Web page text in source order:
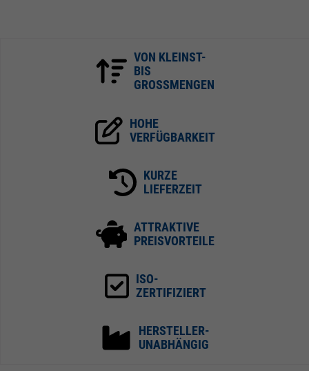
VON KLEINST-
BIS
GROSSMENGEN
HOHE
VERFÜGBARKEIT
KURZE
LIEFERZEIT
ATTRAKTIVE
PREISVORTEILE
ISO-
ZERTIFIZIERT
HERSTELLER-
UNABHÄNGIG